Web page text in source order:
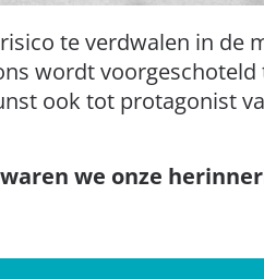
te verdwalen in de
wordt voorgeschoteld
ook tot protagonist
we onze